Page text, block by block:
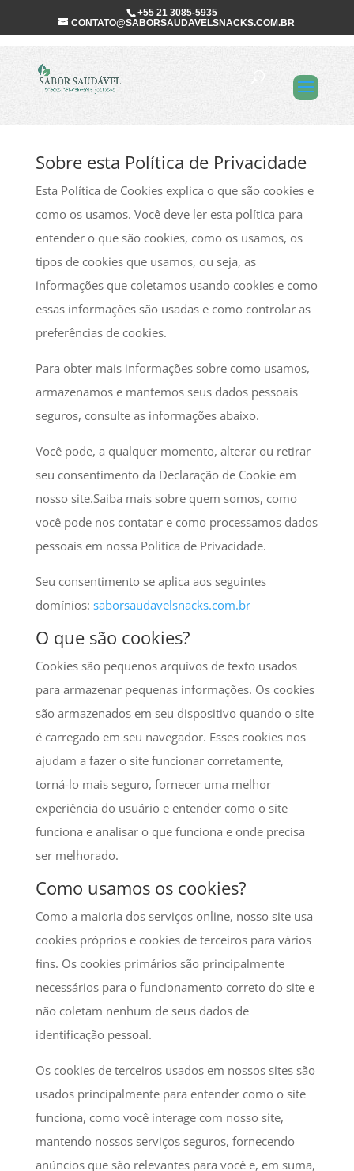
+55 21 3085-5935
CONTATO@SABORSAUDAVELSNACKS.COM.BR
Política de
Privacidade
Sobre esta Política de Privacidade
Esta Política de Cookies explica o que são cookies e
como os usamos. Você deve ler esta política para
entender o que são cookies, como os usamos, os
tipos de cookies que usamos, ou seja, as
informações que coletamos usando cookies e como
essas informações são usadas e como controlar as
preferências de cookies.
Para obter mais informações sobre como usamos,
armazenamos e mantemos seus dados pessoais
seguros, consulte as informações abaixo.
Você pode, a qualquer momento, alterar ou retirar
seu consentimento da Declaração de Cookie em
nosso site.Saiba mais sobre quem somos, como
você pode nos contatar e como processamos dados
pessoais em nossa Política de Privacidade.
Seu consentimento se aplica aos seguintes
domínios: saborsaudavelsnacks.com.br
O que são cookies?
Cookies são pequenos arquivos de texto usados
para armazenar pequenas informações. Os cookies
são armazenados em seu dispositivo quando o site
é carregado em seu navegador. Esses cookies nos
ajudam a fazer o site funcionar corretamente,
torná-lo mais seguro, fornecer uma melhor
experiência do usuário e entender como o site
funciona e analisar o que funciona e onde precisa
ser melhorado.
Como usamos os cookies?
Como a maioria dos serviços online, nosso site usa
cookies próprios e cookies de terceiros para vários
fins. Os cookies primários são principalmente
necessários para o funcionamento correto do site e
não coletam nenhum de seus dados de
identificação pessoal.
Os cookies de terceiros usados em nossos sites são
usados principalmente para entender como o site
funciona, como você interage com nosso site,
mantendo nossos serviços seguros, fornecendo
anúncios que são relevantes para você e, em suma,